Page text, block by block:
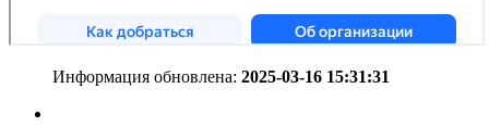
Информация обновлена: 2025-03-16 15:31:31